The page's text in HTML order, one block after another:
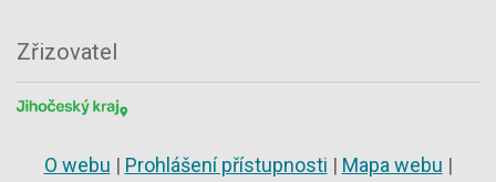
Zřizovatel
O webu | Prohlášení přístupnosti | Mapa webu |